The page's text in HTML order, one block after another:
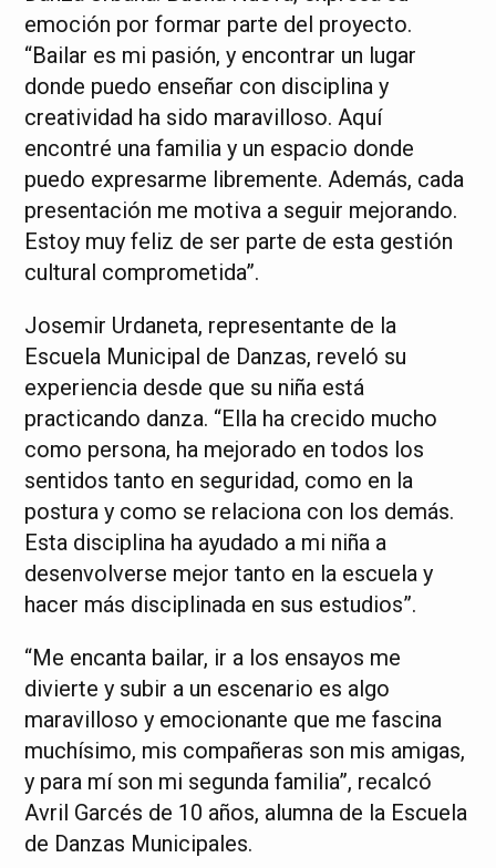
emoción por formar parte del proyecto.
“Bailar es mi pasión, y encontrar un lugar
donde puedo enseñar con disciplina y
creatividad ha sido maravilloso. Aquí
encontré una familia y un espacio donde
puedo expresarme libremente. Además, cada
presentación me motiva a seguir mejorando.
Estoy muy feliz de ser parte de esta gestión
cultural comprometida”.
Josemir Urdaneta, representante de la
Escuela Municipal de Danzas, reveló su
experiencia desde que su niña está
practicando danza. “Ella ha crecido mucho
como persona, ha mejorado en todos los
sentidos tanto en seguridad, como en la
postura y como se relaciona con los demás.
Esta disciplina ha ayudado a mi niña a
desenvolverse mejor tanto en la escuela y
hacer más disciplinada en sus estudios”.
“Me encanta bailar, ir a los ensayos me
divierte y subir a un escenario es algo
maravilloso y emocionante que me fascina
muchísimo, mis compañeras son mis amigas,
y para mí son mi segunda familia”, recalcó
Avril Garcés de 10 años, alumna de la Escuela
de Danzas Municipales.